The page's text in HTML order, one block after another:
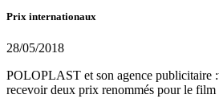
Prix internationaux
28/05/2018
POLOPLAST et son agence publicitaire
recevoir deux prix renommés pour le film